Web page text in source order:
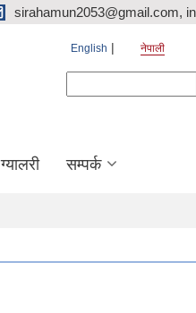
sirahamun2053@gmail.com,
English नेपाली
ग्यालरी सम्पर्क